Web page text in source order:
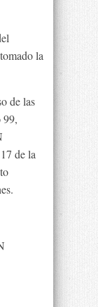
la
de las
99,
de la